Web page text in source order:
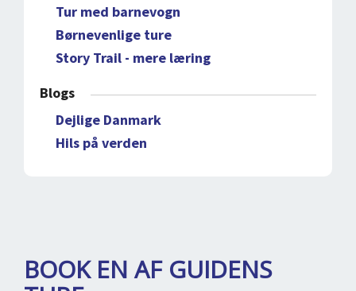
Tur med barnevogn
Børnevenlige ture
Story Trail - mere læring
Blogs
Dejlige Danmark
Hils på verden
BOOK EN AF GUIDENS